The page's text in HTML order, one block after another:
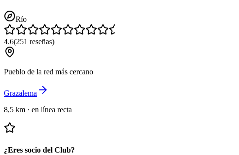
Río
4.6(251 reseñas)
Pueblo de la red más cercano
Grazalema
8,5 km · en línea recta
¿Eres socio del Club?